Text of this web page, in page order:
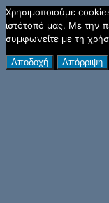
Χρησιμοποιούμε
ιστότοπό μας. Με την
συμφωνείτε με τη
Αποδοχή Απόρριψη